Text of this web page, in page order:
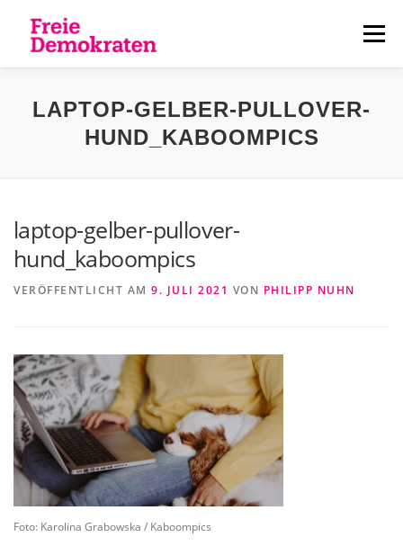
springen
Menü
ÜBER UNS AKTUELLES PERSONEN
LAPTOP-GELBER-PULLOVER-
HUND_KABOOMPICS
laptop-gelber-pullover-
hund_kaboompics
VERÖFFENTLICHT AM 9. JULI 2021 VON PHILIPP NUHN
Foto: Karolina Grabowska / Kaboompics